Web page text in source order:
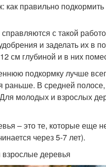
как правильно подкормить
с такой
и заделать их в
см глубиной и в них
подкормку лучше
раньше. В средней
молодых и взрослых
– это те, которые еще
через 5-7 лет).
деревья